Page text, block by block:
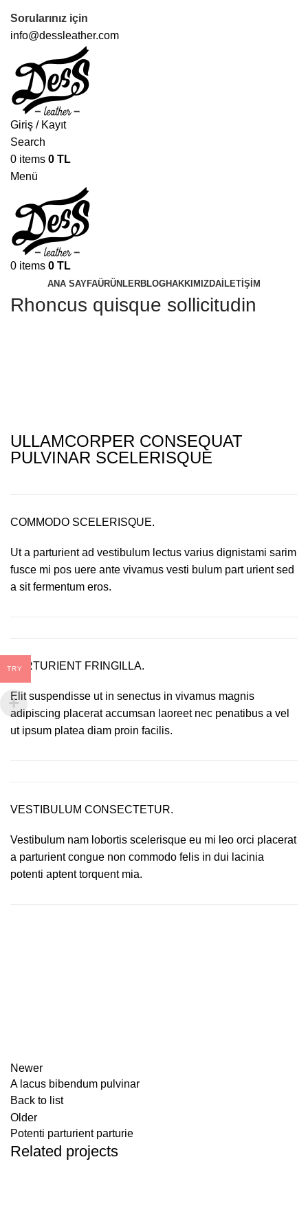
Sorularınız için
info@dessleather.com
Giriş / Kayıt
Search
0 items 0 TL
Menü
0 items 0 TL
ANA SAYFAÜRÜNLERBLOGHAKKIMIZDA İLETIŞIM
Rhoncus quisque sollicitudin
ULLAMCORPER CONSEQUAT
PULVINAR SCELERISQUE
COMMODO SCELERISQUE.
Ut a parturient ad vestibulum lectus varius dignistami sarim
fusce mi pos uere ante vivamus vesti bulum part urient sed
a sit fermentum eros.
PARTURIENT FRINGILLA.
Elit suspendisse ut in senectus in vivamus magnis
adipiscing placerat accumsan laoreet nec penatibus a vel
ut ipsum platea diam proin facilis.
VESTIBULUM CONSECTETUR.
Vestibulum nam lobortis scelerisque eu mi leo orci placerat
a parturient congue non commodo felis in dui lacinia
potenti aptent torquent mia.
Newer
A lacus bibendum pulvinar
Back to list
Older
Potenti parturient parturie
Related projects
TRY